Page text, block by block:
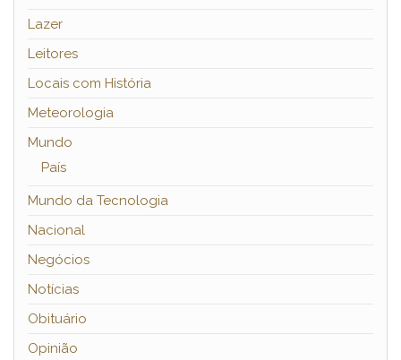
Lazer
Leitores
Locais com História
Meteorologia
Mundo
País
Mundo da Tecnologia
Nacional
Negócios
Notícias
Obituário
Opinião